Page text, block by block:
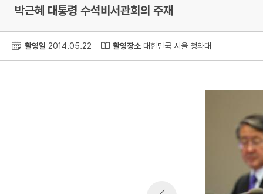
박근혜 대통령 수석비서관회의 주재
촬영일 2014.05.22 촬영장소 대한민국 서울 청와대